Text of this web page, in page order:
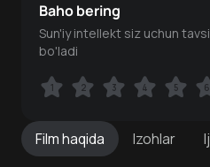
Filmhaqida Izohlar
Baho bering
Sun'iy intellekt siz uchun
bo'ladi
1 2 3 4 5 6
1 2 3 4 5 6